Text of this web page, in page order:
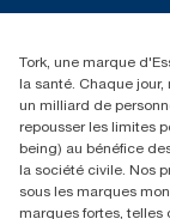
Réclamation
02 766 05 30
Essity
Berkenlaan
1831
Tork, une marque
la santé. Chaque
un milliard de
repousser les limites
being) au bénéfice
la société civile. Nos
sous les marques
marques fortes, telles